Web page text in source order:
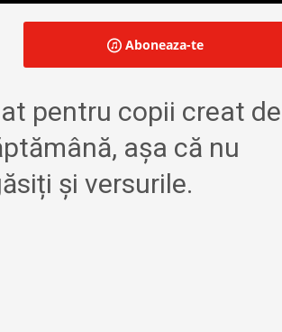
Aboneaza-te
pentru copii creat de
așa că nu
și versurile.